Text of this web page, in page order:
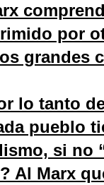
por
grandes
lo tanto
pueblo
si no
Al Marx